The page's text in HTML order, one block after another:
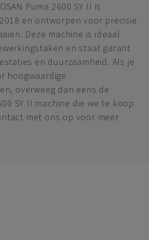
Puma 2600 SY II is
en ontworpen voor precisie
Deze machine is ideaal
en staat garant
en duurzaamheid. Als je
hoogwaardige
overweeg dan eens de
SY II machine die we te koop
met ons op voor meer